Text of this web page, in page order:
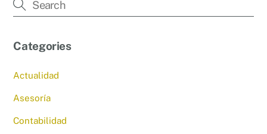
Categories
Actualidad
Asesoría
Contabilidad